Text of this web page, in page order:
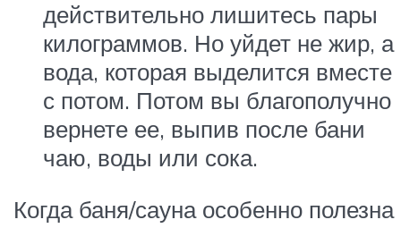
действительно лишитесь пары
килограммов. Но уйдет не жир, а
вода, которая выделится вместе
с потом. Потом вы благополучно
вернете ее, выпив после бани
чаю, воды или сока.
Когда баня/сауна особенно полезна